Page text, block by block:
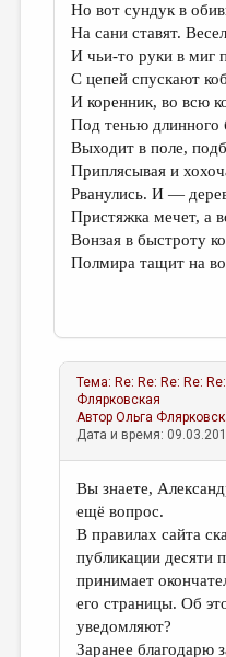
Но вот сундук в
На сани ставят.
И чьи-то руки в миг
С цепей спускают
И коренник, во всю
Под тенью длинного
Выходит в поле,
Приплясывая и
Рванулись. И —
Пристяжка мечет, а
Вонзая в быстроту
Полмира тащит на
Тема: Re: Re: Re: Re:
Флярковская
АвторОльга
Дата и время:
Вы знаете,
ещё вопрос.
В правилах сайта
публикации десяти
принимает
его страницы. Об
уведомляют?
Заранее благодарю